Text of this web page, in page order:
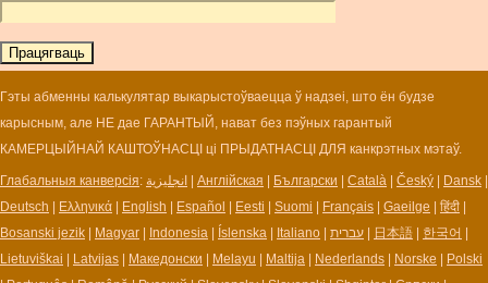
BAM
BBD
BCH
BCN
BDT
BGN
BHD
BIF
BLC
Гэты абменны калькулятар выкарыстоўваецца ў надзеі, што ён будзе
карысным, але НЕ дае ГАРАНТЫЙ, нават без пэўных гарантый
КАМЕРЦЫЙНАЙ КАШТОЎНАСЦІ ці ПРЫДАТНАСЦІ ДЛЯ канкрэтных мэтаў.
Глабальныя канверсія: انجليزية Англійская Български Català Český Dansk
Deutsch
Ελληνικά English Español Eesti Suomi Français Gaeilge हिंदी
Bosanski jezik
Magyar Indonesia Íslenska Italiano עברית 日本語 한국어
Lietuviškai
Latvijas Македонски Melayu Maltija Nederlands Norske
Polski